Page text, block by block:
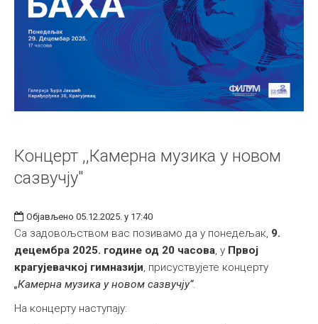
Концерт ,,Камерна музика у новом
сазвучју"
Објављено 05.12.2025. у 17:40
Са задовољством вас позивамо да у понедељак, 9.
децембра 2025. године од 20 часова, у Првој
крагујевачкој гимназији, присуствујете концерту
„Камерна музика у новом сазвучју“.
На концерту наступају: